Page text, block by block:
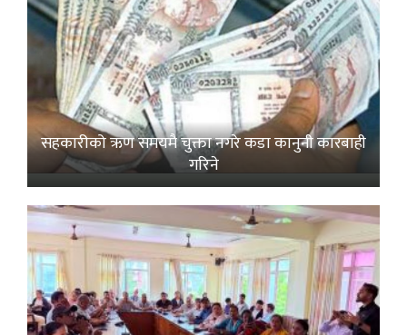
सहकारीको ऋण समयमै चुक्ता नगरे कडा कानुनी कारबाही
गरिने